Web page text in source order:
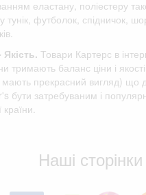
еластану, поліестеру
тунік, футболок, спідничок,
Якість. Товари Картерс в
тримають баланс ціни і
мають прекрасний вигляд) що
бути затребуваним і
Наші сторінки